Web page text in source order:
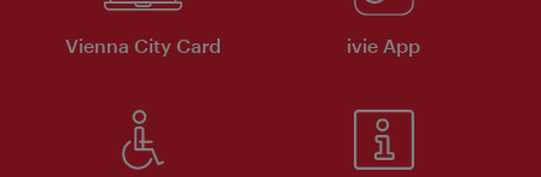
Vienna City Card ivie App